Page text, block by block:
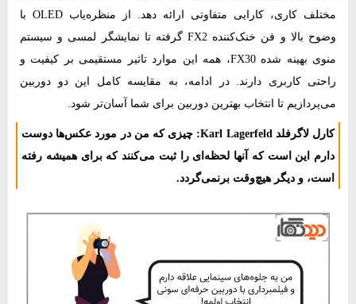
مختلف کاری، کارایی متفاوتی ارائه دهد. از منظره‌یاب OLED با
وضوح بالا و فن خنک‌کننده FX2 گرفته تا نمایشگر لمسی و سیستم
منوی بهینه شده FX30، همه این موارد تاثیر مستقیمی بر کیفیت و
راحتی کاربری دارند. در ادامه، به مقایسه کامل این دو دوربین
می‌پردازیم تا انتخاب بهترین دوربین برای شما آسان‌تر شود.
کارل لاگرفلد Karl Lagerfeld: چیزی که من در مورد عکس‌ها دوست
دارم این است که آنها لحظه‌ای را ثبت می‌کنند که برای همیشه رفته
است، و دیگر هیچ‌وقت برنمی‌گردد.